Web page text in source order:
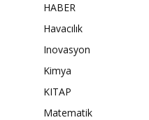
HABER
Havacılık
Inovasyon
Kimya
KITAP
Matematik